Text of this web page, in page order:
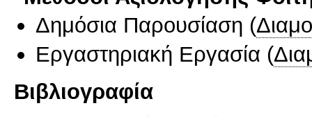
Δημόσια Παρουσίαση (
Εργαστηριακή Εργασία (
Βιβλιογραφία